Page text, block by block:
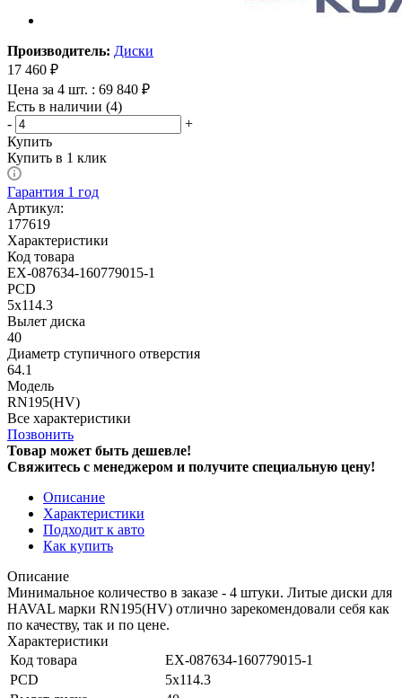
Производитель: Диски
17 460 ₽
Цена за 4 шт. : 69 840 ₽
Есть в наличии (4)
-
+
Купить
Купить в 1 клик
Гарантия 1 год
Артикул:
177619
Характеристики
Код товара
EX-087634-160779015-1
PCD
5x114.3
Вылет диска
40
Диаметр ступичного отверстия
64.1
Модель
RN195(HV)
Все характеристики
Позвонить
Товар может быть дешевле!
Свяжитесь с менеджером и получите специальную цену!
Описание
Характеристики
Подходит к авто
Как купить
Описание
Минимальное количество в заказе - 4 штуки. Литые диски для
HAVAL марки RN195(HV) отлично зарекомендовали себя как
по качеству, так и по цене.
Характеристики
Код товара
EX-087634-160779015-1
PCD
5x114.3